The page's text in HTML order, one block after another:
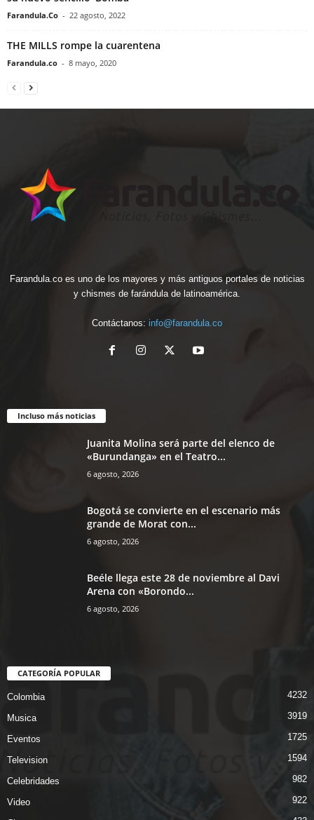
Farandula.Co - 22 agosto, 2022
THE MILLS rompe la cuarentena
Farandula.co - 8 mayo, 2020
Farandula.co es uno de los mayores y más antiguos portales de noticias
y chismes de farándula de latinoamérica.
Contáctanos: info@farandula.co
Incluso más noticias
Juanita Molina será parte del elenco de
«Burundanga» en el Teatro...
6 agosto, 2026
Bogotá se convierte en el escenario más
grande de Morat con...
6 agosto, 2026
Beéle llega este 28 de noviembre al Davi
Arena con «Borondo...
6 agosto, 2026
CATEGORÍA POPULAR
Colombia 4232
Musica 3919
Eventos 1725
Television 1594
Celebridades 982
Video 922